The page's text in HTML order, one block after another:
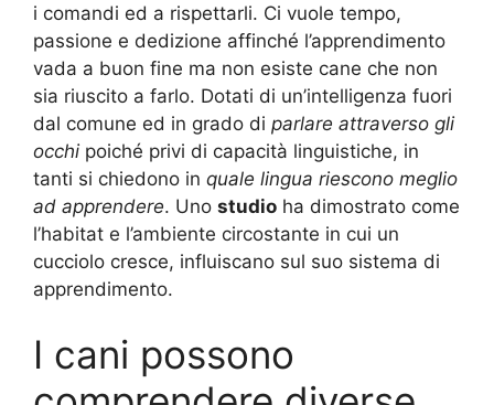
i comandi ed a rispettarli. Ci vuole tempo,
passione e dedizione affinché l’apprendimento
vada a buon fine ma non esiste cane che non
sia riuscito a farlo. Dotati di un’intelligenza fuori
dal comune ed in grado di parlare attraverso gli
occhi poiché privi di capacità linguistiche, in
tanti si chiedono in quale lingua riescono meglio
ad apprendere. Uno studio ha dimostrato come
l’habitat e l’ambiente circostante in cui un
cucciolo cresce, influiscano sul suo sistema di
apprendimento.
I cani possono